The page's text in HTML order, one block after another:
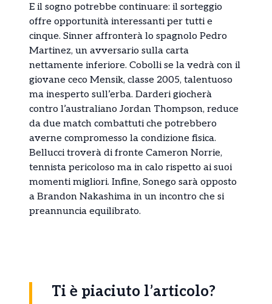
E il sogno potrebbe continuare: il sorteggio
offre opportunità interessanti per tutti e
cinque. Sinner affronterà lo spagnolo Pedro
Martinez, un avversario sulla carta
nettamente inferiore. Cobolli se la vedrà con il
giovane ceco Mensik, classe 2005, talentuoso
ma inesperto sull’erba. Darderi giocherà
contro l’australiano Jordan Thompson, reduce
da due match combattuti che potrebbero
averne compromesso la condizione fisica.
Bellucci troverà di fronte Cameron Norrie,
tennista pericoloso ma in calo rispetto ai suoi
momenti migliori. Infine, Sonego sarà opposto
a Brandon Nakashima in un incontro che si
preannuncia equilibrato.
Ti è piaciuto l’articolo?